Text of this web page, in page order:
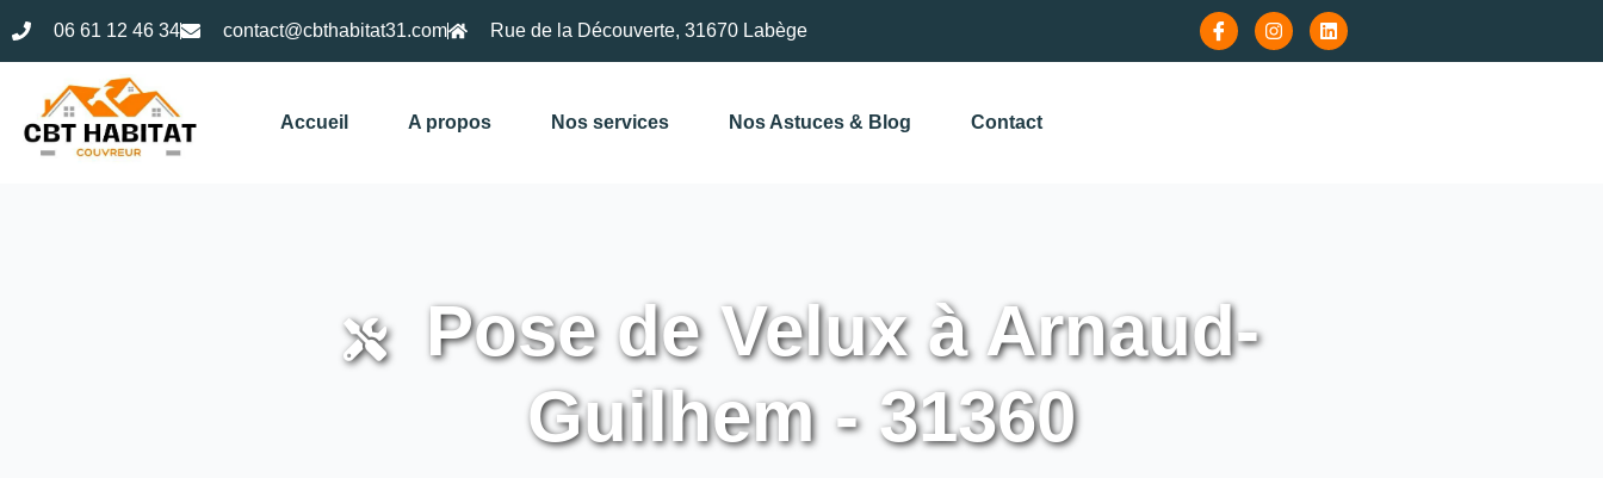
06 61 12 46 34 contact@cbthabitat31.com Rue de la Découverte, 31670 Labège
Accueil A propos Nos services Nos Astuces & Blog Contact
Pose de Velux à Arnaud-
Guilhem - 31360